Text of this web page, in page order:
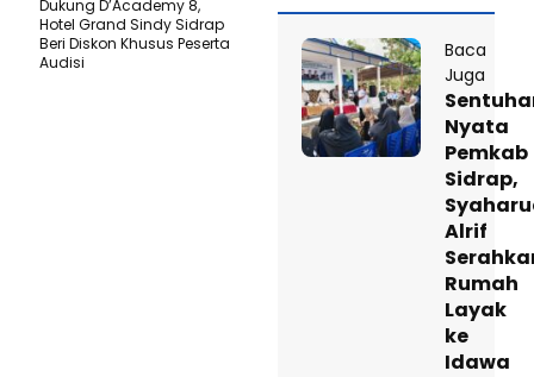
Baca
Juga
Nyata
Pemkab
Sidrap,
Alrif
Rumah
Layak
ke
Idawa
Dukung D’Academy 8,
Hotel Grand Sindy Sidrap
Beri Diskon Khusus Peserta
Audisi